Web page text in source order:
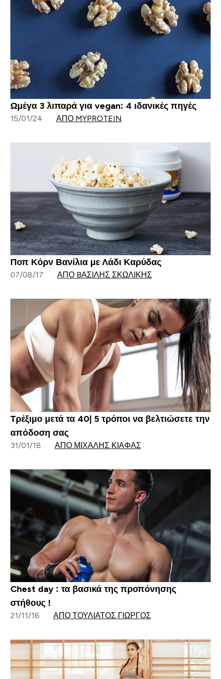
Ωμέγα 3 λιπαρά για vegan: 4 ιδανικές πηγές
15/01/24 ΑΠΌ MYPROTEIN
Ποπ Κόρν Βανίλια με Λάδι Καρύδας
07/08/17 ΑΠΌ BΑΣΊΛΗΣ ΣΚΩΛΊΚΗΣ
Τρέξιμο μετά τα 40| 5 τρόποι να βελτιώσετε την
απόδοση σας
31/01/18 ΑΠΌ ΜΙΧΆΛΗΣ ΚΙΆΦΑΣ
Chest day : τα βασικά της προπόνησης
στήθους !
21/11/16 ΑΠΌ ΤΟΥΛΙΆΤΟΣ ΓΙΏΡΓΟΣ